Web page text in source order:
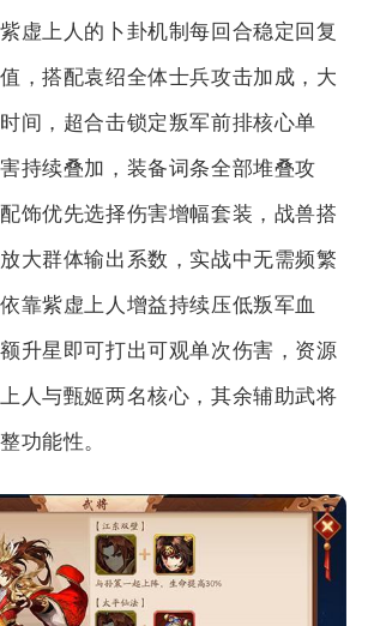
虚上人的卜卦机制每回合稳定回复
，搭配袁绍全体士兵攻击加成，大
间，超合击锁定叛军前排核心单
持续叠加，装备词条全部堆叠攻
饰优先选择伤害增幅套装，战兽搭
大群体输出系数，实战中无需频繁
靠紫虚上人增益持续压低叛军血
升星即可打出可观单次伤害，资源
人与甄姬两名核心，其余辅助武将
功能性。